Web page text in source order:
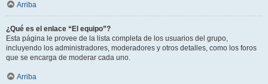
Arriba
¿Qué es el enlace “El equipo”?
Esta página le provee de la lista completa de los usuarios del grupo,
incluyendo los administradores, moderadores y otros detalles, como los foros
que se encarga de moderar cada uno.
Arriba